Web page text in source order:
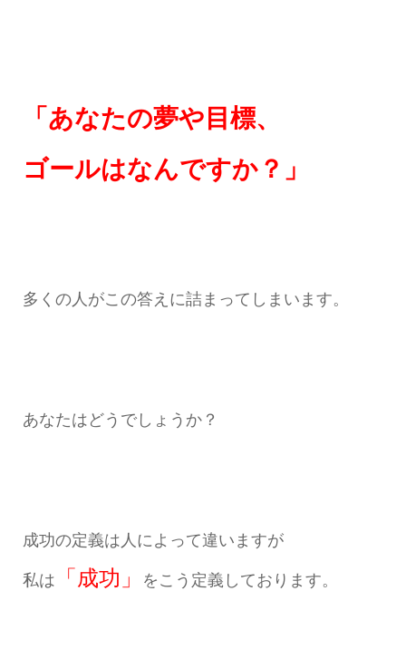
「あなたの夢や目標、
ゴールはなんですか？」
多くの人がこの答えに詰まってしまいます。
あなたはどうでしょうか？
成功の定義は人によって違いますが
私は 「成功」 をこう定義しております。